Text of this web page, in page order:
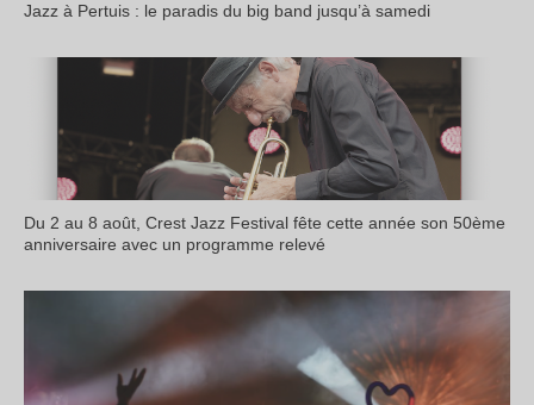
Jazz à Pertuis : le paradis du big band jusqu’à samedi
Du 2 au 8 août, Crest Jazz Festival fête cette année son 50ème
anniversaire avec un programme relevé